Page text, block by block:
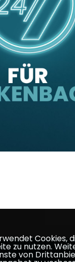
Cookies,
zu nutzen.
von